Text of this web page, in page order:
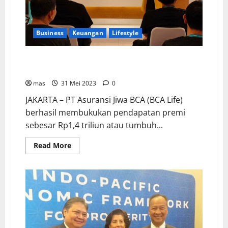
Business Keuangan Lifestyle
mas 31 Mei 2023 0
JAKARTA – PT Asuransi Jiwa BCA (BCA Life)
berhasil membukukan pendapatan premi
sebesar Rp1,4 triliun atau tumbuh...
Read More